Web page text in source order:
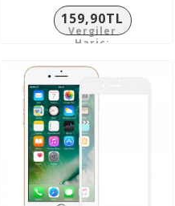
159,90TL
Vergiler
Hariç: